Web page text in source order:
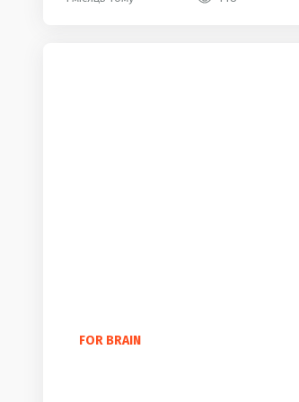
FOR BRAIN